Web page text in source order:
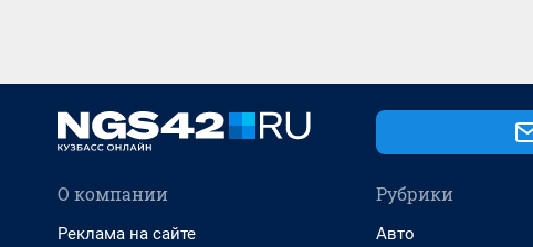
О компании
Реклама на сайте
Рубрики
Авто